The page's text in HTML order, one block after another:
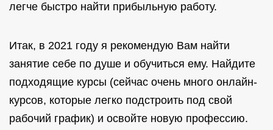
легче быстро найти прибыльную работу.
Итак, в 2021 году я рекомендую Вам найти
занятие себе по душе и обучиться ему. Найдите
подходящие курсы (сейчас очень много онлайн-
курсов, которые легко подстроить под свой
рабочий график) и освойте новую профессию.